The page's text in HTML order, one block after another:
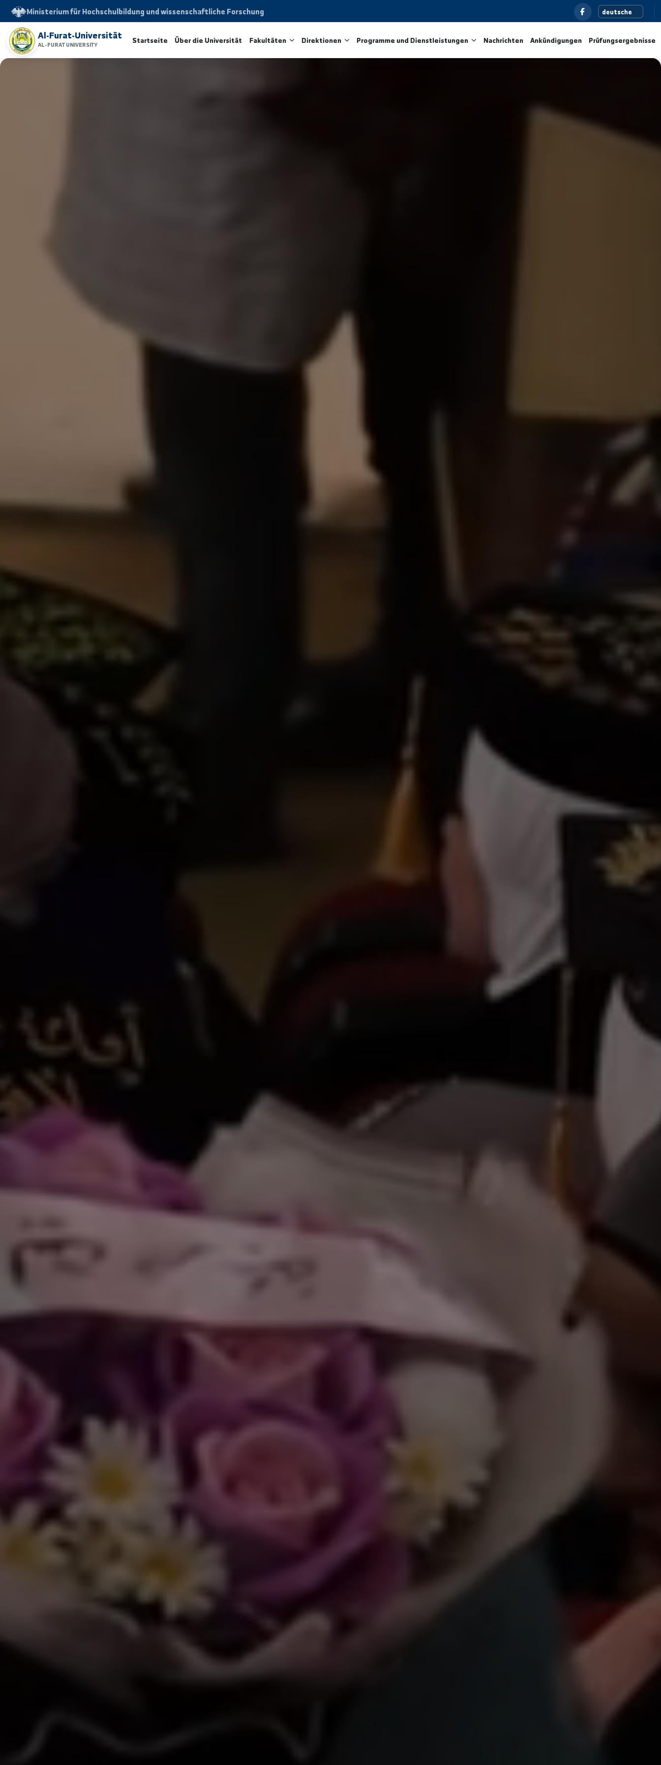
Ministerium für Hochschulbildung und wissenschaftliche Forschung
Al-Furat-Universität
AL-FURAT UNIVERSITY Startseite Über die Universität Fakultäten Direktionen Programme und Dienstleistungen Nachrichten Ankündigungen
www.alfuratuniv.edu.sy
أهلاً وسهلاً بكم